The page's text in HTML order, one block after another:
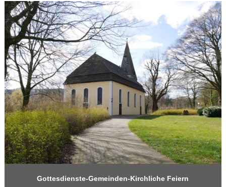
Gottesdienste-Gemeinden-Kirchliche Feiern